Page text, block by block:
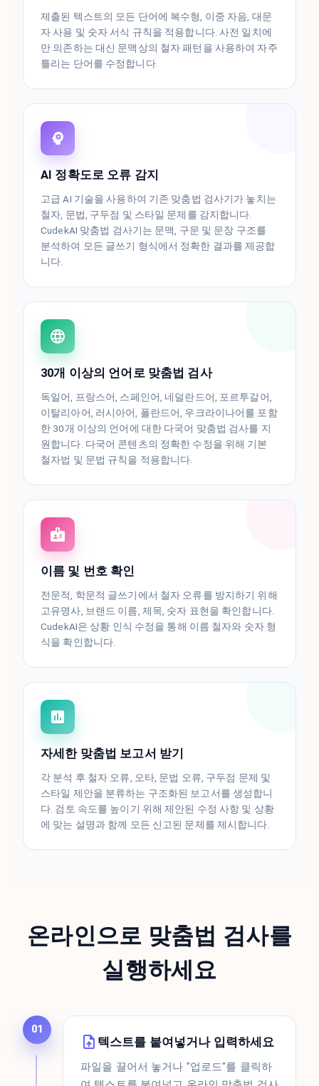
제출된 텍스트의 모든 단어에 복수형, 이중 자음, 대문
자 사용 및 숫자 서식 규칙을 적용합니다. 사전 일치에
만 의존하는 대신 문맥상의 철자 패턴을 사용하여 자주
틀리는 단어를 수정합니다.
AI 정확도로 오류 감지
고급 AI 기술을 사용하여 기존 맞춤법 검사기가 놓치는
철자, 문법, 구두점 및 스타일 문제를 감지합니다.
CudekAI 맞춤법 검사기는 문맥, 구문 및 문장 구조를
분석하여 모든 글쓰기 형식에서 정확한 결과를 제공합
니다.
30개 이상의 언어로 맞춤법 검사
독일어, 프랑스어, 스페인어, 네덜란드어, 포르투갈어,
이탈리아어, 러시아어, 폴란드어, 우크라이나어를 포함
한 30개 이상의 언어에 대한 다국어 맞춤법 검사를 지
원합니다. 다국어 콘텐츠의 정확한 수정을 위해 기본
철자법 및 문법 규칙을 적용합니다.
이름 및 번호 확인
전문적, 학문적 글쓰기에서 철자 오류를 방지하기 위해
고유명사, 브랜드 이름, 제목, 숫자 표현을 확인합니다.
CudekAI은 상황 인식 수정을 통해 이름 철자와 숫자 형
식을 확인합니다.
자세한 맞춤법 보고서 받기
각 분석 후 철자 오류, 오타, 문법 오류, 구두점 문제 및
스타일 제안을 분류하는 구조화된 보고서를 생성합니
다. 검토 속도를 높이기 위해 제안된 수정 사항 및 상황
에 맞는 설명과 함께 모든 신고된 문제를 제시합니다.
온라인으로 맞춤법 검사를
실행하세요
01
텍스트를 붙여넣거나 입력하세요
파일을 끌어서 놓거나 "업로드"를 클릭하